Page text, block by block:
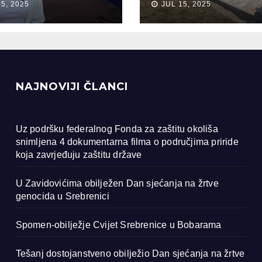
u
2025 JUL 15, 2025
NAJNOVIJI ČLANCI
Uz podršku federalnog Fonda za zaštitu okoliša
snimljena 4 dokumentarna filma o područjima priride
koja zavrjeđuju zaštitu države
U Zavidovićima obilježen Dan sjećanja na žrtve
genocida u Srebrenici
Spomen-obilježje Cvijet Srebrenice u Bobarama
Tešanj dostojanstveno obilježio Dan sjećanja na žrtve